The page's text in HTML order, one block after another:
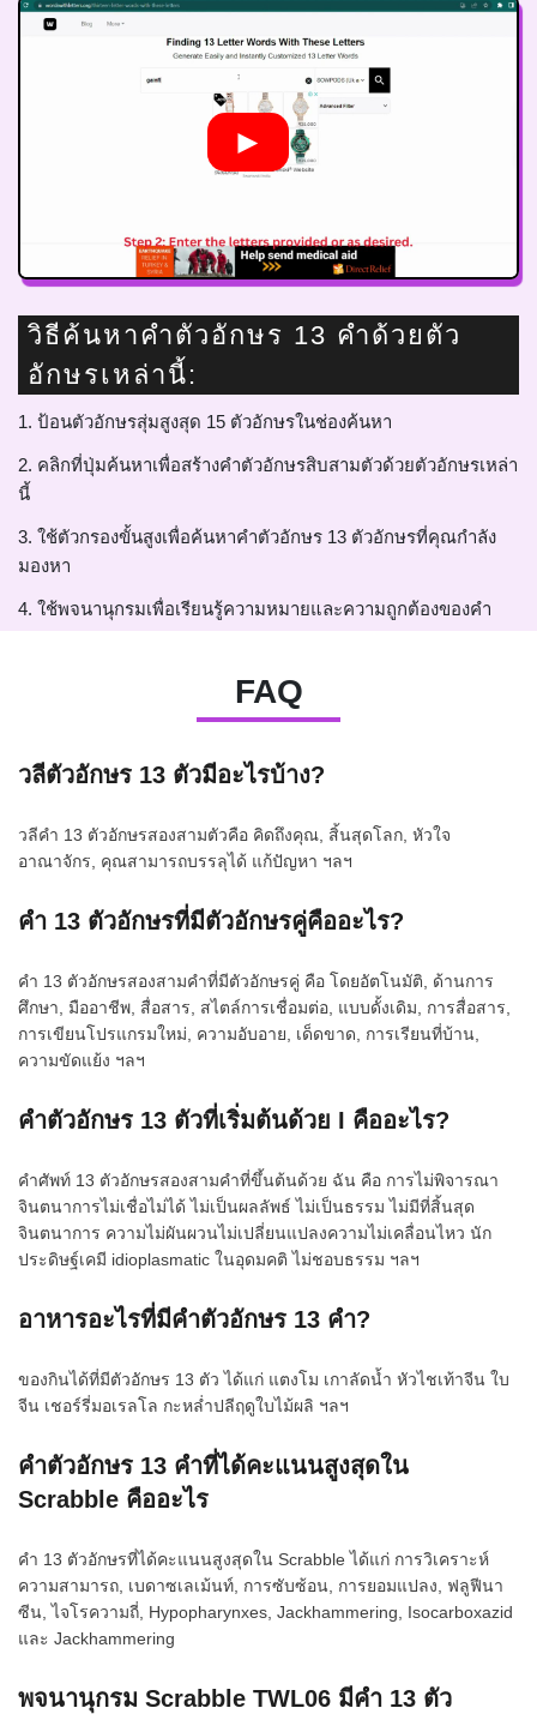
►
วิธีค้นหาคำตัวอักษร 13 คำด้วยตัว
อักษรเหล่านี้:
1. ป้อนตัวอักษรสุ่มสูงสุด 15 ตัวอักษรในช่องค้นหา
2. คลิกที่ปุ่มค้นหาเพื่อสร้างคำตัวอักษรสิบสามตัวด้วยตัวอักษรเหล่า
นี้
3. ใช้ตัวกรองขั้นสูงเพื่อค้นหาคำตัวอักษร 13 ตัวอักษรที่คุณกำลัง
มองหา
4. ใช้พจนานุกรมเพื่อเรียนรู้ความหมายและความถูกต้องของคำ
FAQ
วลีตัวอักษร 13 ตัวมีอะไรบ้าง?
วลีคำ 13 ตัวอักษรสองสามตัวคือ คิดถึงคุณ, สิ้นสุดโลก, หัวใจ
อาณาจักร, คุณสามารถบรรลุได้ แก้ปัญหา ฯลฯ
คำ 13 ตัวอักษรที่มีตัวอักษรคู่คืออะไร?
คำ 13 ตัวอักษรสองสามคำที่มีตัวอักษรคู่ คือ โดยอัตโนมัติ, ด้านการ
ศึกษา, มืออาชีพ, สื่อสาร, สไตล์การเชื่อมต่อ, แบบดั้งเดิม, การสื่อสาร,
การเขียนโปรแกรมใหม่, ความอับอาย, เด็ดขาด, การเรียนที่บ้าน,
ความขัดแย้ง ฯลฯ
คำตัวอักษร 13 ตัวที่เริ่มต้นด้วย I คืออะไร?
คำศัพท์ 13 ตัวอักษรสองสามคำที่ขึ้นต้นด้วย ฉัน คือ การไม่พิจารณา
จินตนาการไม่เชื่อไม่ได้ ไม่เป็นผลลัพธ์ ไม่เป็นธรรม ไม่มีที่สิ้นสุด
จินตนาการ ความไม่ผันผวนไม่เปลี่ยนแปลงความไม่เคลื่อนไหว นัก
ประดิษฐ์เคมี idioplasmatic ในอุดมคติ ไม่ชอบธรรม ฯลฯ
อาหารอะไรที่มีคำตัวอักษร 13 คำ?
ของกินได้ที่มีตัวอักษร 13 ตัว ได้แก่ แตงโม เกาลัดน้ำ หัวไชเท้าจีน ใบ
จีน เชอร์รี่มอเรลโล กะหล่ำปลีฤดูใบไม้ผลิ ฯลฯ
คำตัวอักษร 13 คำที่ได้คะแนนสูงสุดใน
Scrabble คืออะไร
คำ 13 ตัวอักษรที่ได้คะแนนสูงสุดใน Scrabble ได้แก่ การวิเคราะห์
ความสามารถ, เบดาซเลเม้นท์, การซับซ้อน, การยอมแปลง, ฟลูฟีนา
ซีน, ไจโรความถี่, Hypopharynxes, Jackhammering, Isocarboxazid
และ Jackhammering
พจนานุกรม Scrabble TWL06 มีคำ 13 ตัว